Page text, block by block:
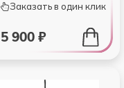
Заказать в один клик
5 900 ₽